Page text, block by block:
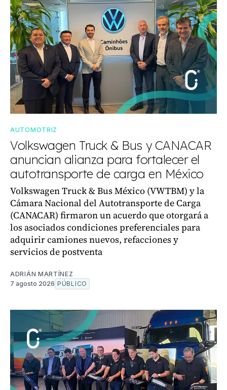
AUTOMOTRIZ
Volkswagen Truck & Bus y CANACAR
anuncian alianza para fortalecer el
autotransporte de carga en México
Volkswagen Truck & Bus México (VWTBM) y la
Cámara Nacional del Autotransporte de Carga
(CANACAR) firmaron un acuerdo que otorgará a
los asociados condiciones preferenciales para
adquirir camiones nuevos, refacciones y
servicios de postventa
ADRIÁN MARTÍNEZ
7 agosto 2026 PÚBLICO